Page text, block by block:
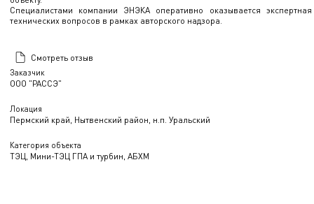
Заказчик
ООО "РАССЭ"
Локация
Пермский край, Нытвенский район, н.п. Уральский
Категория объекта
ТЭЦ, Мини-ТЭЦ ГПА и турбин, АБХМ
Специалистами компании ЭНЭКА оперативно оказывается
технических вопросов в рамках авторского надзора.
Смотреть отзыв